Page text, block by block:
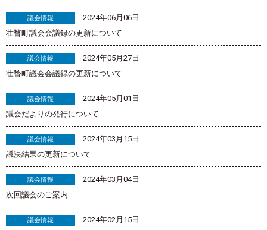
議会情報
2024年06月06日
壮瞥町議会会議録の更新について
議会情報
2024年05月27日
壮瞥町議会会議録の更新について
議会情報
2024年05月01日
議会だよりの発行について
議会情報
2024年03月15日
議決結果の更新について
議会情報
2024年03月04日
次回議会のご案内
議会情報
2024年02月15日